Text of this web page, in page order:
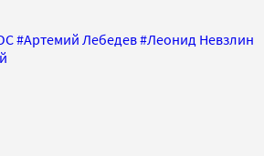
#Артемий Лебедев#Леонид Невзлин